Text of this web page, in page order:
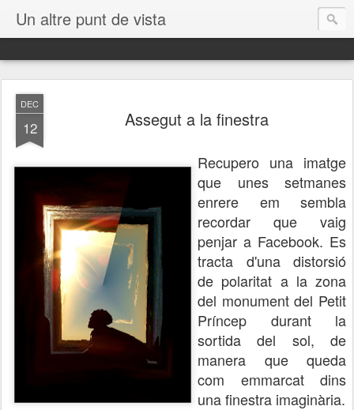
Un altre punt de vista
DEC
12 Assegut a la finestra
Recupero una imatge
que unes setmanes
enrere em sembla
recordar que vaig
penjar a Facebook. Es
tracta d'una distorsió
de polaritat a la zona
del monument del Petit
Príncep durant la
sortida del sol, de
manera que queda
com emmarcat dins
una finestra imaginària.